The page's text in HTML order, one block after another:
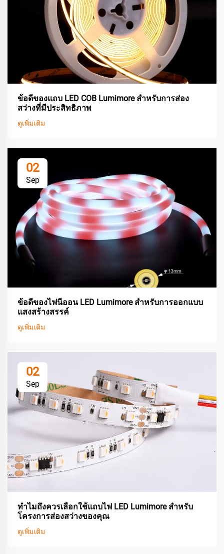
ข้อดีของแถบ LED COB Lumimore สำหรับการส่อง
สว่างที่มีประสิทธิภาพ
ดูเพิ่มเติม
02
Sep
ข้อดีของไฟนีออน LED Lumimore สำหรับการออกแบบ
แสงสร้างสรรค์
ดูเพิ่มเติม
02
Sep
ทำไมถึงควรเลือกใช้แถบไฟ LED Lumimore สำหรับ
โครงการส่องสว่างของคุณ
ดูเพิ่มเติม